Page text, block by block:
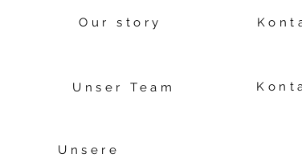
Our story
Unser Team
Unsere